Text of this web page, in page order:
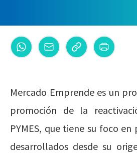
Mercado Emprende es un
promoción de la
PYMES, que tiene su foco
desarrollados desde su